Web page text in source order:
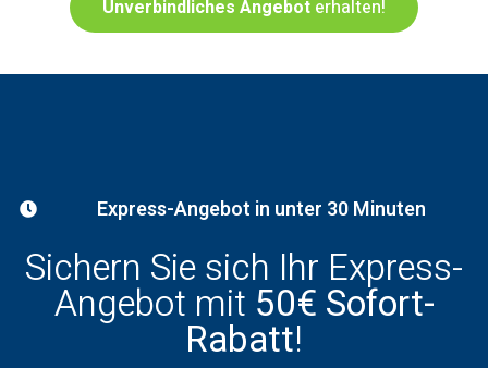
Unverbindliches Angebot erhalten!
Express-Angebot in unter 30 Minuten
Sichern Sie sich Ihr Express-
Angebot mit 50€ Sofort-
Rabatt!